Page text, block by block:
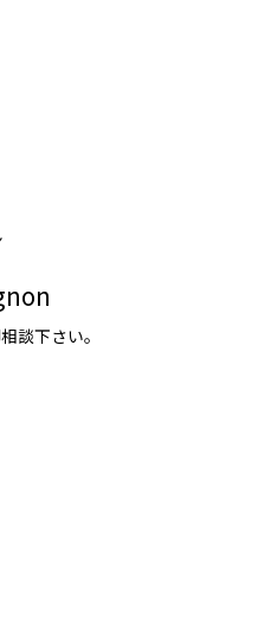
ひたちなか（那珂湊）
談下さい。